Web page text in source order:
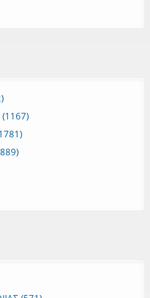
Apply Θεσσαλίας filter
filter
(1167)Apply Στερεάς Ελλάδας filter
filterApply Πελοποννήσου filter
filter
Apply Νοτίου Αιγαίου filter
Κρήτης filter
ΑΧΑΪΑΣ filter